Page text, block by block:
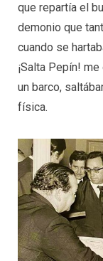
que repartía el
demonio que
cuando se
¡Salta Pepín!
un barco,
física.